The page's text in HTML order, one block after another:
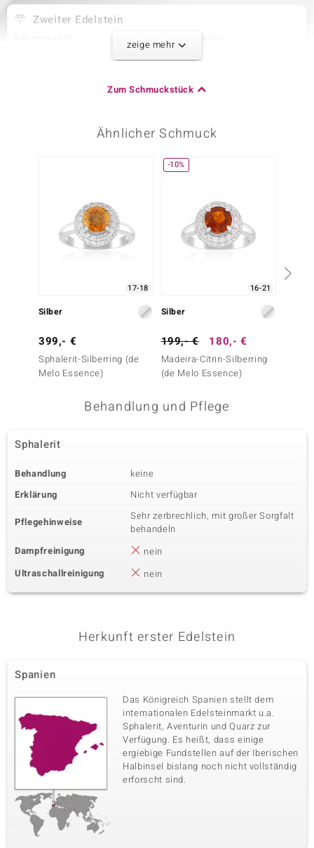
Zweiter Edelstein
10 à 1,5 mm
Rundschliff
Karatgewicht Summe
Rundschliff
Krappenfassung
Herkunft
Tansania
zeige mehr
Zum Schmuckstück
Ähnlicher Schmuck
17-18
Silber
399,- €
Sphalerit-Silberring (de
Melo Essence)
-10%
16-21
Silber
199,- € 180,- €
Madeira-Citrin-Silberring
(de Melo Essence)
Behandlung und Pflege
Sphalerit
Behandlung
keine
Erklärung
Nicht verfügbar
Pflegehinweise
Sehr zerbrechlich, mit großer Sorgfalt
behandeln
Dampfreinigung
nein
Ultraschallreinigung
nein
Herkunft erster Edelstein
Spanien
Das Königreich Spanien stellt dem
internationalen Edelsteinmarkt u.a.
Sphalerit, Aventurin und Quarz zur
Verfügung. Es heißt, dass einige
ergiebige Fundstellen auf der Iberischen
Halbinsel bislang noch nicht vollständig
erforscht sind.